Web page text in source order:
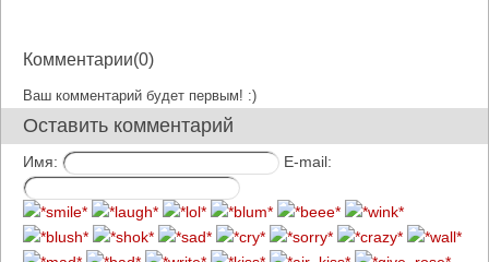
Комментарии(0)
Ваш комментарий будет первым! :)
Оставить комментарий
Имя: E-mail: